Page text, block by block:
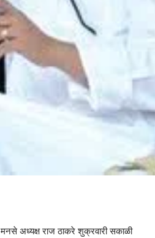
अध्यक्ष राज ठाकरे शुक्रवारी सकाळी